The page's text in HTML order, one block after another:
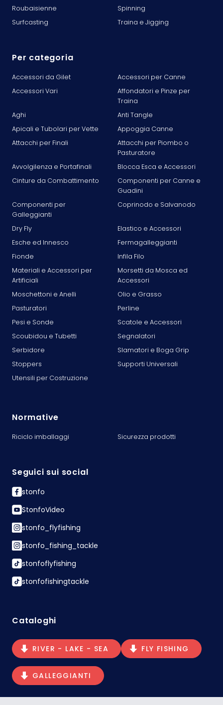
Roubaisienne
Spinning
Surfcasting
Traina e Jigging
Per categoria
Accessori da Gilet
Accessori per Canne
Accessori Vari
Affondatori e Pinze per
Traina
Aghi
Anti Tangle
Apicali e Tubolari per Vette
Appoggia Canne
Attacchi per Finali
Attacchi per Piombo o
Pasturatore
Avvolgilenza e Portafinali
Blocca Esca e Accessori
Cinture da Combattimento
Componenti per Canne e
Guadini
Componenti per
Galleggianti
Coprinodo e Salvanodo
Dry Fly
Elastico e Accessori
Esche ed Innesco
Fermagalleggianti
Fionde
Infila Filo
Materiali e Accessori per
Artificiali
Morsetti da Mosca ed
Accessori
Moschettoni e Anelli
Olio e Grasso
Pasturatori
Perline
Pesi e Sonde
Scatole e Accessori
Scoubidou e Tubetti
Segnalatori
Serbidore
Slamatori e Boga Grip
Stoppers
Supporti Universali
Utensili per Costruzione
Normative
Riciclo imballaggi Sicurezza prodotti
Seguici sui social
stonfo
StonfoVideo
stonfo_flyfishing
stonfo_fishing_tackle
stonfoflyfishing
stonfofishingtackle
Cataloghi
RIVER - LAKE - SEA FLY FISHING
GALLEGGIANTI